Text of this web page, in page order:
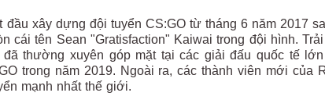
đầu xây dựng đội tuyển CS:GO từ tháng 6 năm 2017
cái tên Sean "Gratisfaction" Kaiwai trong đội hình.
đã thường xuyên góp mặt tại các giải đấu quốc tế
trong năm 2019. Ngoài ra, các thành viên mới của
mạnh nhất thế giới.